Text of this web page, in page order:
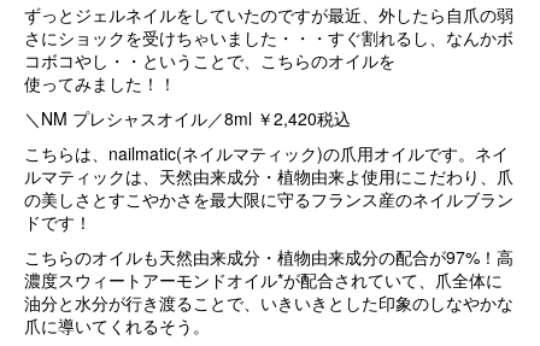
ずっと ジェルネイルをしていたのですが最近、外したら自爪の弱
さにショックを受けちゃいました・・・ すぐ割れるし、なんかボ
コボコやし・・ ということで、こちらのオイルを
使ってみました！！
＼NM プレシャスオイル／8ml ￥2,420税込
こちらは、nailmatic(ネイルマティック)の爪用オイルです。 ネイ
ルマティックは、天然由来成分・ 植物由来よ使用にこだわり、爪
の美しさとすこやかさを最大限に守るフランス産のネイルブラン
ドです！
こちらのオイルも天然由来成分・ 植物由来成分の配合が97%！ 高
濃度スウィートアーモンドオイル*が配合されていて、爪全体に
油分と水分が行き渡ることで、いきいきとした印象のしなやかな
爪に導いてくれるそう。